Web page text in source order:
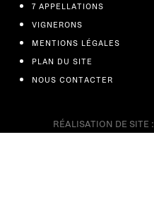
7 APPELLATIONS
VIGNERONS
MENTIONS LÉGALES
PLAN DU SITE
NOUS CONTACTER
RÉALISATION DE SITE :